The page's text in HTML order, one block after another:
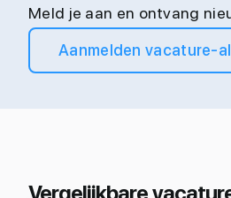
Meld je aan en ontvang
Aanmelden vacature-